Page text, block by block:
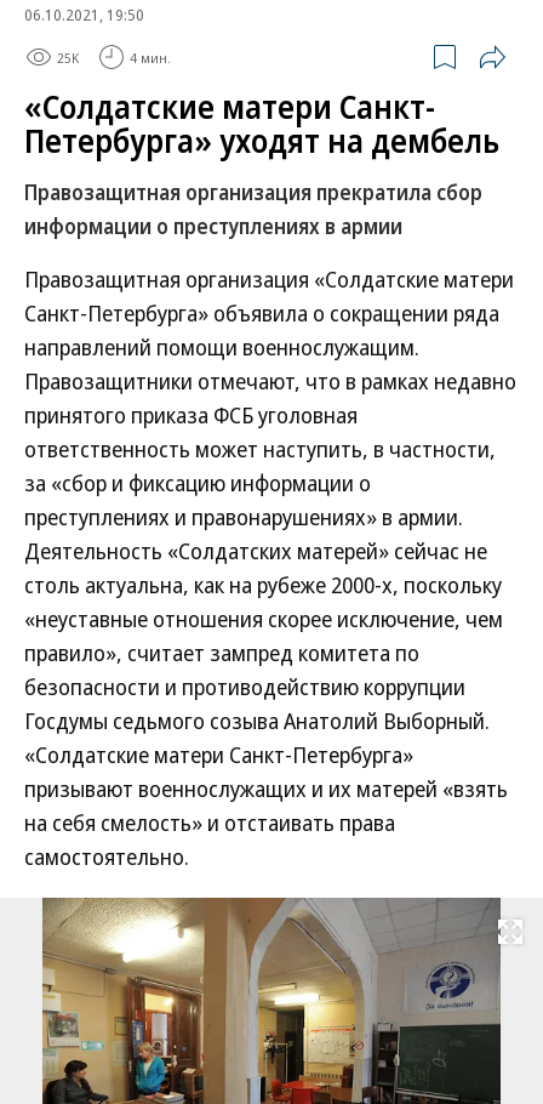
06.10.2021, 19:50
25K 4 мин.
«Солдатские матери Санкт-
Петербурга» уходят на дембель
Правозащитная организация прекратила сбор
информации о преступлениях в армии
Правозащитная организация «Солдатские матери
Санкт-Петербурга» объявила о сокращении ряда
направлений помощи военнослужащим.
Правозащитники отмечают, что в рамках недавно
принятого приказа ФСБ уголовная
ответственность может наступить, в частности,
за «сбор и фиксацию информации о
преступлениях и правонарушениях» в армии.
Деятельность «Солдатских матерей» сейчас не
столь актуальна, как на рубеже 2000-х, поскольку
«неуставные отношения скорее исключение, чем
правило», считает зампред комитета по
безопасности и противодействию коррупции
Госдумы седьмого созыва Анатолий Выборный.
«Солдатские матери Санкт-Петербурга»
призывают военнослужащих и их матерей «взять
на себя смелость» и отстаивать права
самостоятельно.
Развернуть